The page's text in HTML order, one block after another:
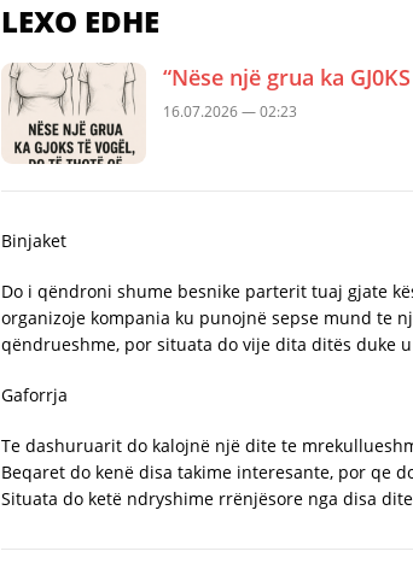
LEXO EDHE
“Nëse një grua ka
16.07.2026 — 02:23
Binjaket
Do i qëndroni shume besnike parterit tuaj gjate
organizoje kompania ku punojnë sepse mund te
qëndrueshme, por situata do vije dita ditës duke
Gaforrja
Te dashuruarit do kalojnë një dite te
Beqaret do kenë disa takime interesante, por qe
Situata do ketë ndryshime rrënjësore nga disa